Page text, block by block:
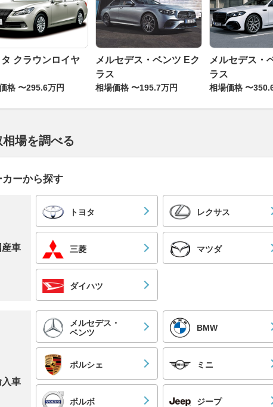
タ クラウンロイヤ
格 〜295.6万円
メルセデス・ベンツ Eク
ラス
相場価格 〜195.7万円
メルセデス・
ラス
相場価格 〜
場を調べる
カーから探す
産車
トヨタ レクサス
三菱 マツダ
ダイハツ
入車
メルセデス・
ベンツ
BMW
ポルシェ ミニ
ボルボ ジープ